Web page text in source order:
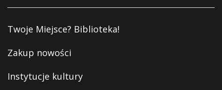
Twoje Miejsce? Biblioteka!
Zakup nowości
Instytucje kultury